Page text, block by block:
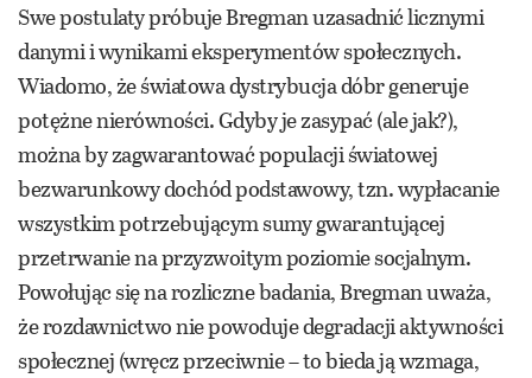
Swe postulaty próbuje Bregman uzasadnić licznymi
danymi i wynikami eksperymentów społecznych.
Wiadomo, że światowa dystrybucja dóbr generuje
potężne nierówności. Gdyby je zasypać (ale jak?),
można by zagwarantować populacji światowej
bezwarunkowy dochód podstawowy, tzn. wypłacanie
wszystkim potrzebującym sumy gwarantującej
przetrwanie na przyzwoitym poziomie socjalnym.
Powołując się na rozliczne badania, Bregman uważa,
że rozdawnictwo nie powoduje degradacji aktywności
społecznej (wręcz przeciwnie – to bieda ją wzmaga,